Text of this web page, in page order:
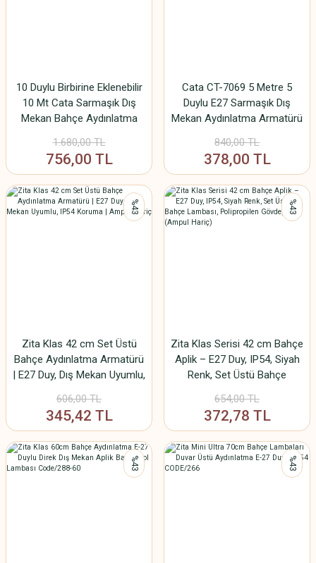
10 Duylu Birbirine Eklenebilir
10 Mt Cata Sarmaşık Dış
Mekan Bahçe Aydınlatma
1.680,00 TL
756,00 TL
Cata CT-7069 5 Metre 5
Duylu E27 Sarmaşık Dış
Mekan Aydınlatma Armatürü
840,00 TL
378,00 TL
%43
Zita Klas 42 cm Set Üstü
Bahçe Aydınlatma Armatürü
| E27 Duy, Dış Mekan Uyumlu,
606,00 TL
345,42 TL
%43
Zita Klas Serisi 42 cm Bahçe
Aplik – E27 Duy, IP54, Siyah
Renk, Set Üstü Bahçe
220V (Ampul Hariç)
654,00 TL
372,78 TL
%43 %43